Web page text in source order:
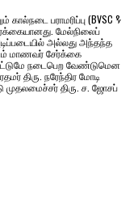
பராமரிப்பு (BVSC &
மேல்நிலைப்
அல்லது அந்தந்த
மாணவர் சேர்க்கை
நடைபெற வேண்டுமென
திரு. நரேந்திர மோடி
முதலமைச்சர் திரு. ச. ஜோசப்